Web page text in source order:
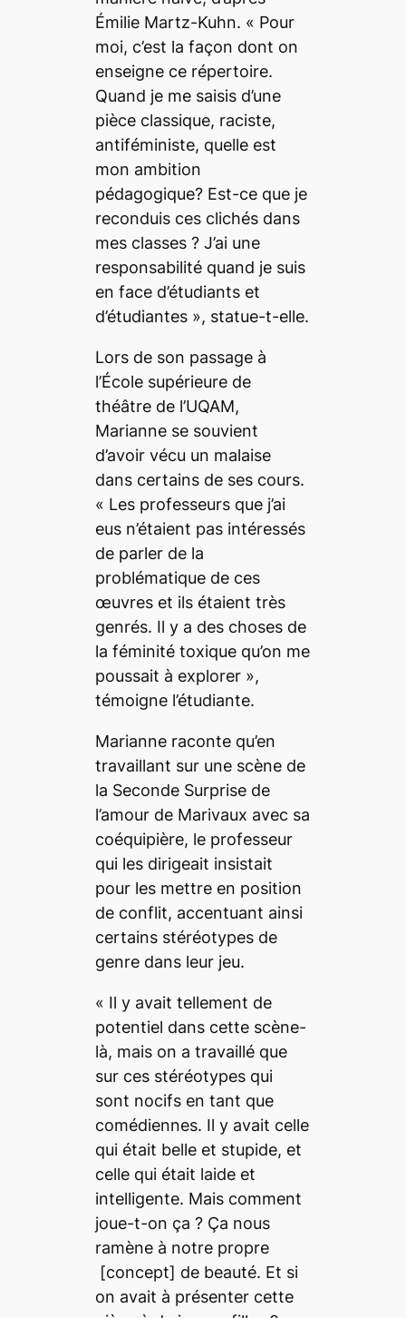
Émilie Martz-Kuhn. « Pour
moi, c’est la façon dont on
enseigne ce répertoire.
Quand je me saisis d’une
pièce classique, raciste,
antiféministe, quelle est
mon ambition
pédagogique? Est-ce que je
reconduis ces clichés dans
mes classes ? J’ai une
responsabilité quand je suis
en face d’étudiants et
d’étudiantes », statue-t-elle.
Lors de son passage à
l’École supérieure de
théâtre de l’UQAM,
Marianne se souvient
d’avoir vécu un malaise
dans certains de ses cours.
« Les professeurs que j’ai
eus n’étaient pas intéressés
de parler de la
problématique de ces
œuvres et ils étaient très
genrés. Il y a des choses de
la féminité toxique qu’on me
poussait à explorer »,
témoigne l’étudiante.
Marianne raconte qu’en
travaillant sur une scène de
la Seconde Surprise de
l’amourde Marivaux avec sa
coéquipière, le professeur
qui les dirigeait insistait
pour les mettre en position
de conflit, accentuant ainsi
certains stéréotypes de
genre dans leur jeu.
« Il y avait tellement de
potentiel dans cette scène-
là, mais on a travaillé que
sur ces stéréotypes qui
sont nocifs en tant que
comédiennes. Il y avait celle
qui était belle et stupide, et
celle qui était laide et
intelligente. Mais comment
joue-t-on ça ? Ça nous
ramène à notre propre
[concept] de beauté. Et si
on avait à présenter cette